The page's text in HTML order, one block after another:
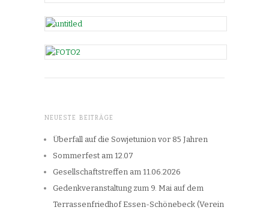
NEUESTE BEITRÄGE
Überfall auf die Sowjetunion vor 85 Jahren
Sommerfest am 12.07
Gesellschaftstreffen am 11.06.2026
Gedenkveranstaltung zum 9. Mai auf dem
Terrassenfriedhof Essen-Schönebeck (Verein